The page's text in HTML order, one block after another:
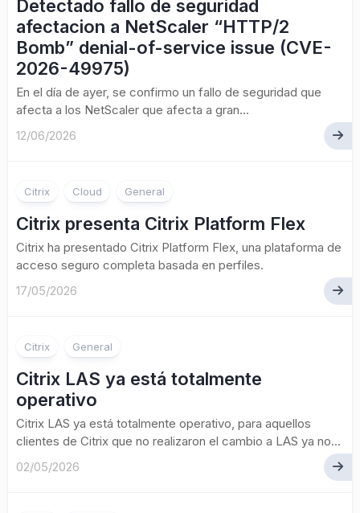
Detectado fallo de seguridad
afectacion a NetScaler “HTTP/2
Bomb” denial-of-service issue (CVE-
2026-49975)
En el día de ayer, se confirmo un fallo de seguridad que
afecta a los NetScaler que afecta a gran...
12/06/2026
Citrix Cloud General
Citrix presenta Citrix Platform Flex
Citrix ha presentado Citrix Platform Flex, una plataforma de
acceso seguro completa basada en perfiles.
17/05/2026
Citrix General
Citrix LAS ya está totalmente
operativo
Citrix LAS ya está totalmente operativo, para aquellos
clientes de Citrix que no realizaron el cambio a LAS ya no...
02/05/2026